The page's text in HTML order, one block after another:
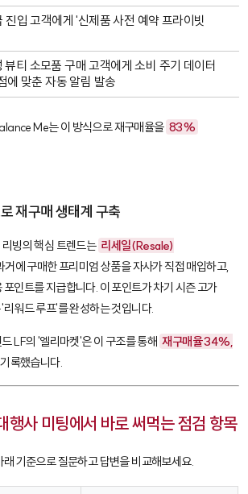
진입 고객에게 '신제품 사전 예약 프라이빗
뷰티 소모품 구매 고객에게 소비 주기 데이터
에 맞춘 자동 알림 발송
Me는 이 방식으로 재구매율을 83%
재구매 생태계 구축
빙의 핵심 트렌드는 리세일(Resale)
거에 구매한 프리미엄 상품을 자사가 직접 매입하고,
인트를 지급합니다. 이 포인트가 차기 시즌 고가
워드 루프'를 완성하는 것입니다.
LF의 '엘리마켓'은 이 구조를 통해 재구매율 34%,
록했습니다.
행사 미팅에서 바로 써먹는 점검 항목
기준으로 질문하고 답변을 비교해보세요.